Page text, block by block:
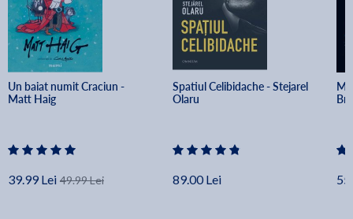
Un baiat numit Craciun -
Matt Haig
39.99 Lei 49.99 Lei
Spatiul Celibidache - Stejarel
Olaru
89.00 Lei